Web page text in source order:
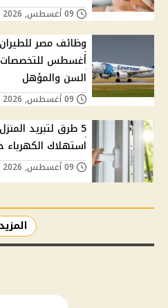
أغسطس للتخصصات
السن والمؤهل
5 طرق لتبريد
استهلاك الكهرباء
المزيد